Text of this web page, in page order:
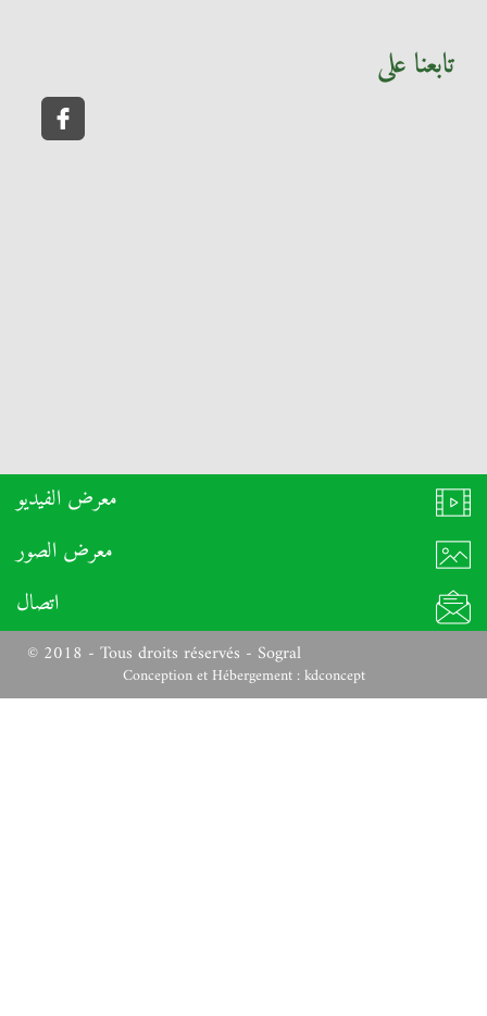
تابعنا على
معرض الفيديو
معرض الصور
اتصال
© 2018 - Tous droits réservés - Sogral
Conception et Hébergement : kdconcept